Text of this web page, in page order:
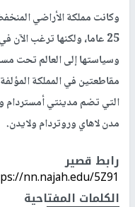
وكانت مملكة الأراضي
25 عاما، ولكنها ترغب
وسياستها إلى العالم تحت
التي تضم مدينتي أمستردام
مدن لاهاي وروتردام ولايدن.
رابط قصير
nn.najah.edu/5Z91/
الكلمات المفتاحية